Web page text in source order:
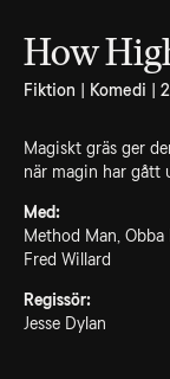
How
Fiktion | Komedi |
Magiskt gräs ger
när magin har gått
Med:
Method Man, Obba
Fred Willard
Regissör:
Jesse Dylan